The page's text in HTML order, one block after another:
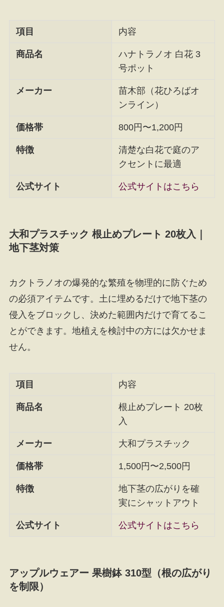
項目 内容
商品名
ハナトラノオ 白花 3
号ポット
メーカー
苗木部（花ひろばオ
ンライン）
価格帯 800円〜1,200円
特徴
清楚な白花で庭のア
クセントに最適
公式サイト 公式サイトはこちら
大和プラスチック 根止めプレート 20枚入｜
地下茎対策
カクトラノオの爆発的な繁殖を物理的に防ぐため
の必須アイテムです。土に埋めるだけで地下茎の
侵入をブロックし、決めた範囲内だけで育てるこ
とができます。地植えを検討中の方には欠かせま
せん。
項目 内容
商品名
根止めプレート 20枚
入
メーカー 大和プラスチック
価格帯 1,500円〜2,500円
特徴
地下茎の広がりを確
実にシャットアウト
公式サイト 公式サイトはこちら
アップルウェアー 果樹鉢 310型（根の広がり
を制限）